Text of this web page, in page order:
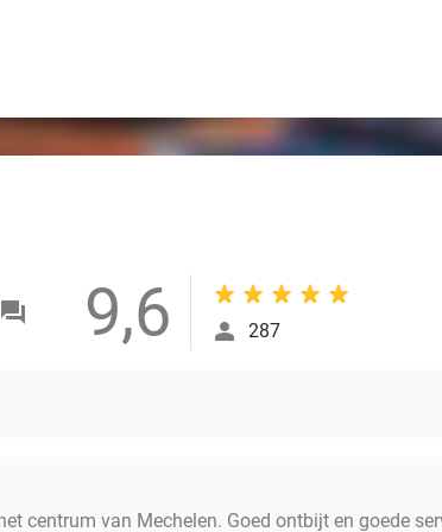
9,6 287
centrum van Mechelen. Goed ontbijt en goede